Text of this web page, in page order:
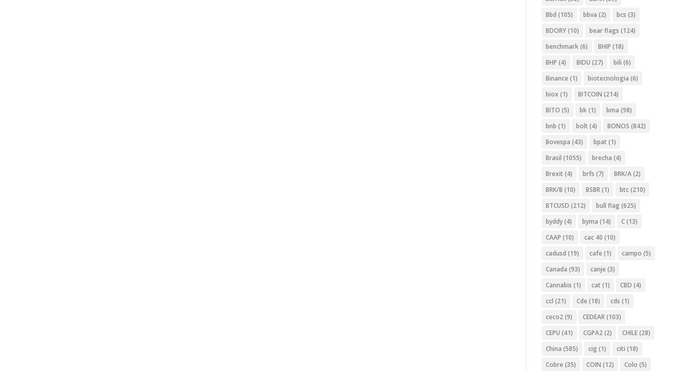
Bbd (105) bbva (2) bcs (3)
BDORY(10) bear flags (124)
benchmark(6) BHIP (18)
BHP (4) BIDU (27) bili (6)
Binance (1) biotecnologia (6)
biox (1) BITCOIN (214)
BITO (5) bk(1) bma (98)
bnb (1) bolt (4) BONOS (842)
Bovespa (43) bpat (1)
Brasil (1055) brecha (4)
Brexit (4) brfs (7) BRK/A(2)
BRK/B (10) BSBR(1) btc(210)
BTCUSD (212) bull flag (625)
byddy(4) byma (14) C(13)
CAAP (10) cac 40 (10)
cadusd (19) cafe (1) campo (5)
Canada (93) canje (3)
Cannabis (1) cat (1) CBD (4)
ccl (21) Cde (18) cds (1)
ceco2(9) CEDEAR(103)
CEPU (41) CGPA2(2) CHILE(28)
China (585) cig (1) citi (18)
Cobre (35) COIN (12) Colo (5)